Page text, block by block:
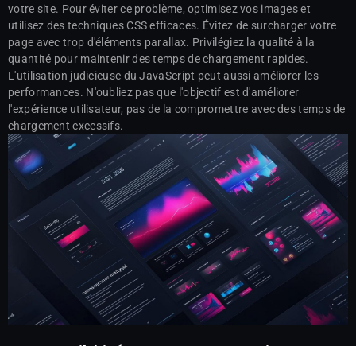
votre site. Pour éviter ce problème, optimisez vos images et
utilisez des techniques CSS efficaces. Évitez de surcharger votre
page avec trop d'éléments parallax. Privilégiez la qualité à la
quantité pour maintenir des temps de chargement rapides.
L'utilisation judicieuse du JavaScript peut aussi améliorer les
performances. N'oubliez pas que l'objectif est d'améliorer
l'expérience utilisateur, pas de la compromettre avec des temps de
chargement excessifs.